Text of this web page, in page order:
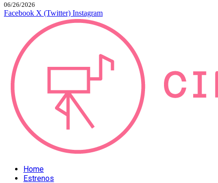
06/26/2026
Facebook X (Twitter) Instagram
Home
Estrenos